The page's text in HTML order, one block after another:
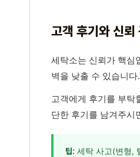
고객 후기와 신뢰
세탁소는 신뢰가 핵심
벽을 낮출 수 있습니
고객에게 후기를 부탁
단한 후기를 남겨주시
팁: 세탁 사고(변형,